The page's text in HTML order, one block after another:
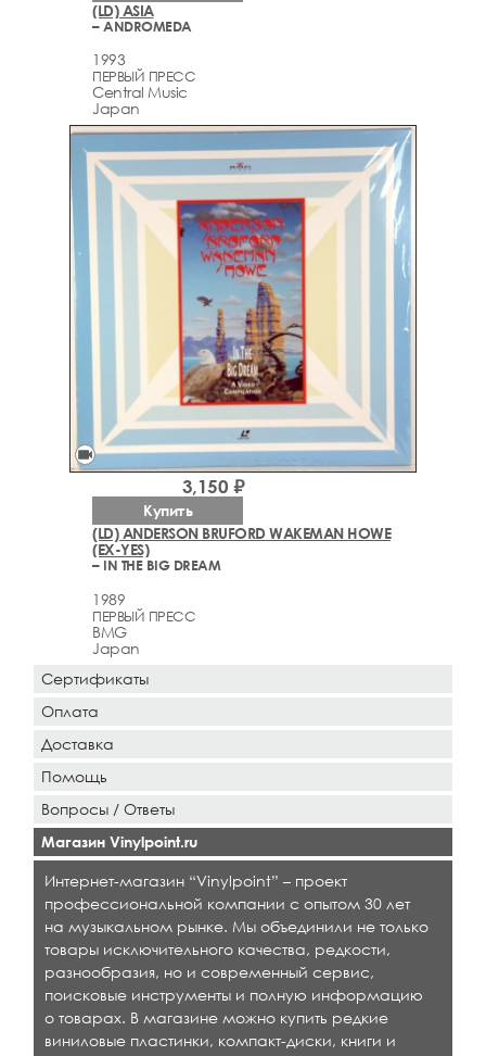
(LD) ASIA
– ANDROMEDA
1993
ПЕРВЫЙ ПРЕСС
Central Music
Japan
videocam
(LD) ANDERSON BRUFORD WAKEMAN HOWE
(EX-YES)
– IN THE BIG DREAM
1989
ПЕРВЫЙ ПРЕСС
BMG
Japan
3,150 ₽
Купить
Сертификаты
Оплата
Доставка
Помощь
Вопросы / Ответы
Магазин Vinylpoint.ru
Интернет-магазин “Vinylpoint” – проект
профессиональной компании с опытом 30 лет
на музыкальном рынке. Мы объединили не только
товары исключительного качества, редкости,
разнообразия, но и современный сервис,
поисковые инструменты и полную информацию
о товарах. В магазине можно купить редкие
виниловые пластинки, компакт-диски, книги и